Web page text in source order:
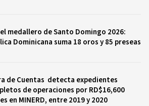
medallero de Santo Domingo 2026:
Dominicana suma 18 oros y 85 preseas
de Cuentas detecta expedientes
de operaciones por RD$16,600
en MINERD, entre 2019 y 2020